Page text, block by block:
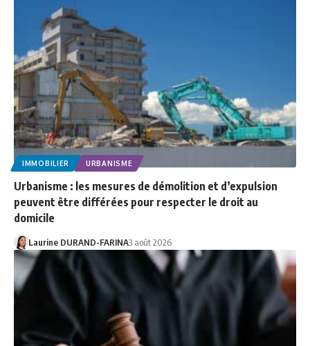
IMMOBILIER URBANISME
Urbanisme : les mesures de démolition et d’expulsion
peuvent être différées pour respecter le droit au
domicile
Laurine DURAND-FARINA3 août 2026